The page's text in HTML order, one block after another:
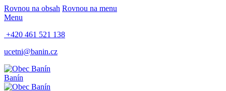
Rovnou na obsah Rovnou na menu
Menu
+420 461 521 138
ucetni@banin.cz
Banín